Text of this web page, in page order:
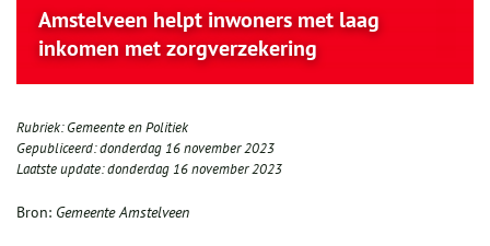
Amstelveen helpt inwoners met laag
inkomen met zorgverzekering
Rubriek:Gemeente en Politiek
Gepubliceerd:donderdag 16 november 2023
Laatste update:donderdag 16 november 2023
Bron: Gemeente Amstelveen